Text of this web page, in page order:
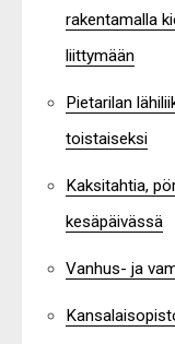
rakentamalla
liittymään
Pietarilan
toistaiseksi
Kaksitahtia,
kesäpäivässä
Vanhus- ja